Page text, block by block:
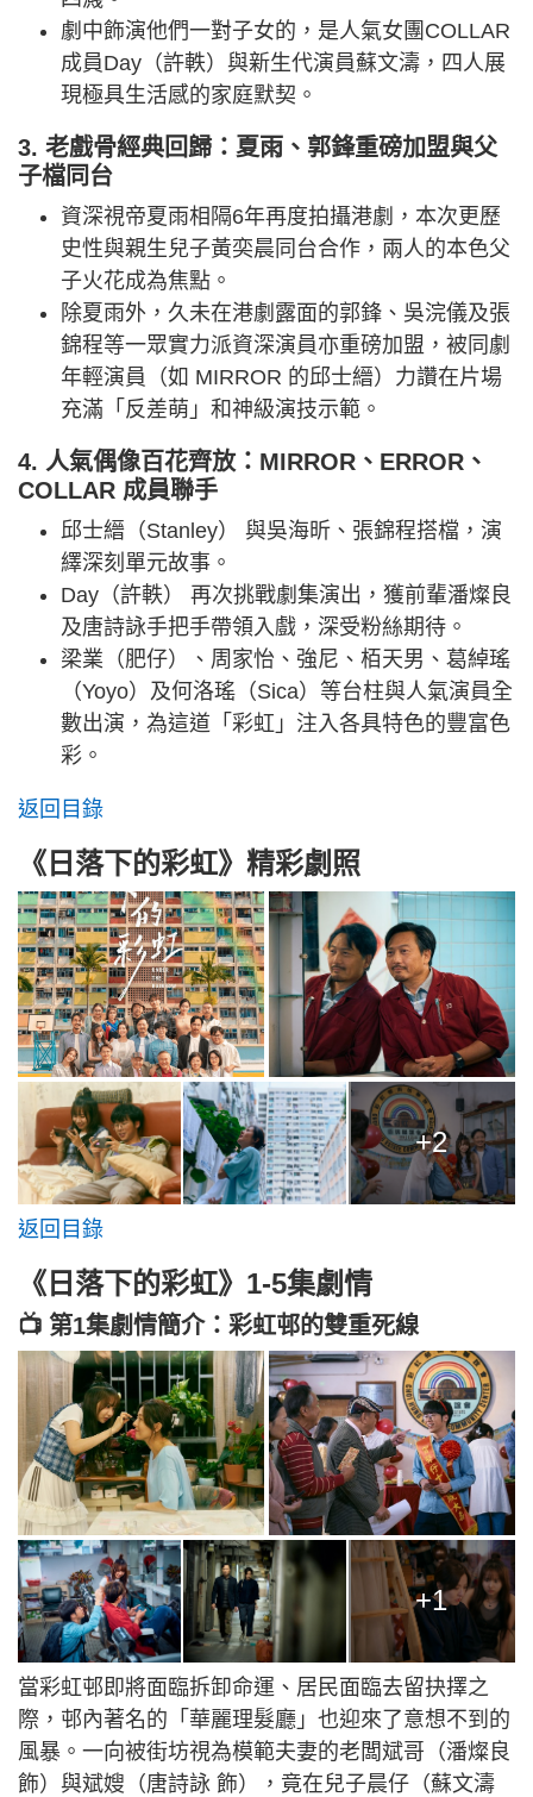
劇中飾演他們一對子女的，是人氣女團COLLAR
成員Day（許軼）與新生代演員蘇文濤，四人展
現極具生活感的家庭默契。
3. 老戲骨經典回歸：夏雨、郭鋒重磅加盟與父
子檔同台
資深視帝夏雨相隔6年再度拍攝港劇，本次更歷
史性與親生兒子黃奕晨同台合作，兩人的本色父
子火花成為焦點。
除夏雨外，久未在港劇露面的郭鋒、吳浣儀及張
錦程等一眾實力派資深演員亦重磅加盟，被同劇
年輕演員（如 MIRROR 的邱士縉）力讚在片場
充滿「反差萌」和神級演技示範。
4. 人氣偶像百花齊放：MIRROR、ERROR、
COLLAR 成員聯手
邱士縉（Stanley） 與吳海昕、張錦程搭檔，演
繹深刻單元故事。
Day（許軼） 再次挑戰劇集演出，獲前輩潘燦良
及唐詩詠手把手帶領入戲，深受粉絲期待。
梁業（肥仔）、周家怡、強尼、栢天男、葛綽瑤
（Yoyo）及何洛瑤（Sica）等台柱與人氣演員全
數出演，為這道「彩虹」注入各具特色的豐富色
彩。
返回目錄
《日落下的彩虹》精彩劇照
+2
返回目錄
《日落下的彩虹》1-5集劇情
📺 第1集劇情簡介：彩虹邨的雙重死線
+1
當彩虹邨即將面臨拆卸命運、居民面臨去留抉擇之
際，邨內著名的「華麗理髮廳」也迎來了意想不到的
風暴。一向被街坊視為模範夫妻的老闆斌哥（潘燦良
飾）與斌嫂（唐詩詠 飾），竟在兒子晨仔（蘇文濤